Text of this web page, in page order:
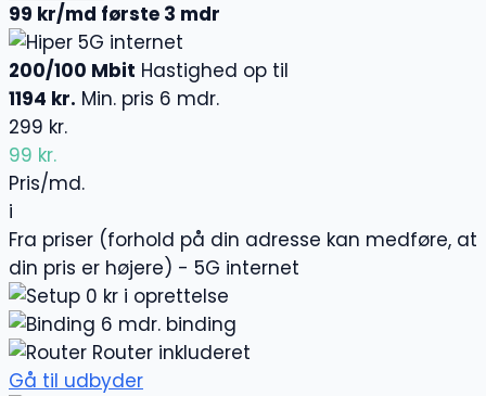
99 kr/md første 3 mdr
5G internet
200/100 Mbit Hastighed op til
1194 kr. Min. pris 6 mdr.
299 kr.
99 kr.
Pris/md.
i
Fra priser (forhold på din adresse kan medføre, at
din pris er højere) - 5G internet
0 kr i oprettelse
6 mdr. binding
Router inkluderet
Gå til udbyder